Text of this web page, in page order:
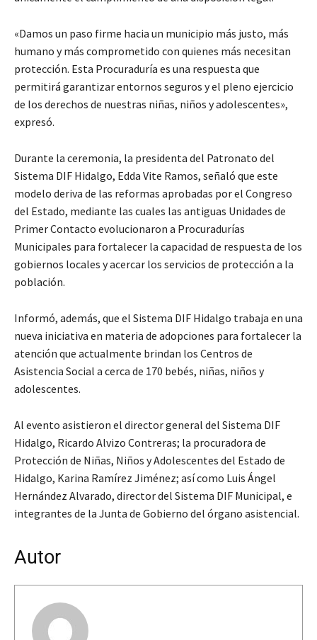
«Damos un paso firme hacia un municipio más justo, más
humano y más comprometido con quienes más necesitan
protección. Esta Procuraduría es una respuesta que
permitirá garantizar entornos seguros y el pleno ejercicio
de los derechos de nuestras niñas, niños y adolescentes»,
expresó.
Durante la ceremonia, la presidenta del Patronato del
Sistema DIF Hidalgo, Edda Vite Ramos, señaló que este
modelo deriva de las reformas aprobadas por el Congreso
del Estado, mediante las cuales las antiguas Unidades de
Primer Contacto evolucionaron a Procuradurías
Municipales para fortalecer la capacidad de respuesta de los
gobiernos locales y acercar los servicios de protección a la
población.
Informó, además, que el Sistema DIF Hidalgo trabaja en una
nueva iniciativa en materia de adopciones para fortalecer la
atención que actualmente brindan los Centros de
Asistencia Social a cerca de 170 bebés, niñas, niños y
adolescentes.
Al evento asistieron el director general del Sistema DIF
Hidalgo, Ricardo Alvizo Contreras; la procuradora de
Protección de Niñas, Niños y Adolescentes del Estado de
Hidalgo, Karina Ramírez Jiménez; así como Luis Ángel
Hernández Alvarado, director del Sistema DIF Municipal, e
integrantes de la Junta de Gobierno del órgano asistencial.
Autor